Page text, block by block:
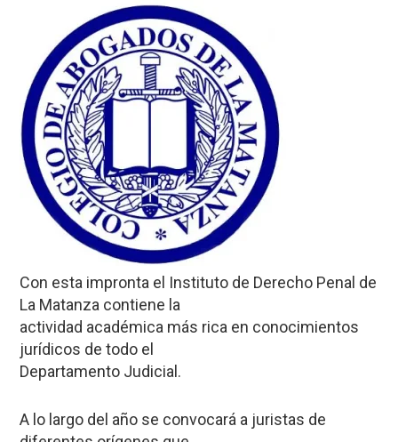
Con esta impronta el Instituto de Derecho Penal de
La Matanza contiene la
actividad académica más rica en conocimientos
jurídicos de todo el
Departamento Judicial.
A lo largo del año se convocará a juristas de